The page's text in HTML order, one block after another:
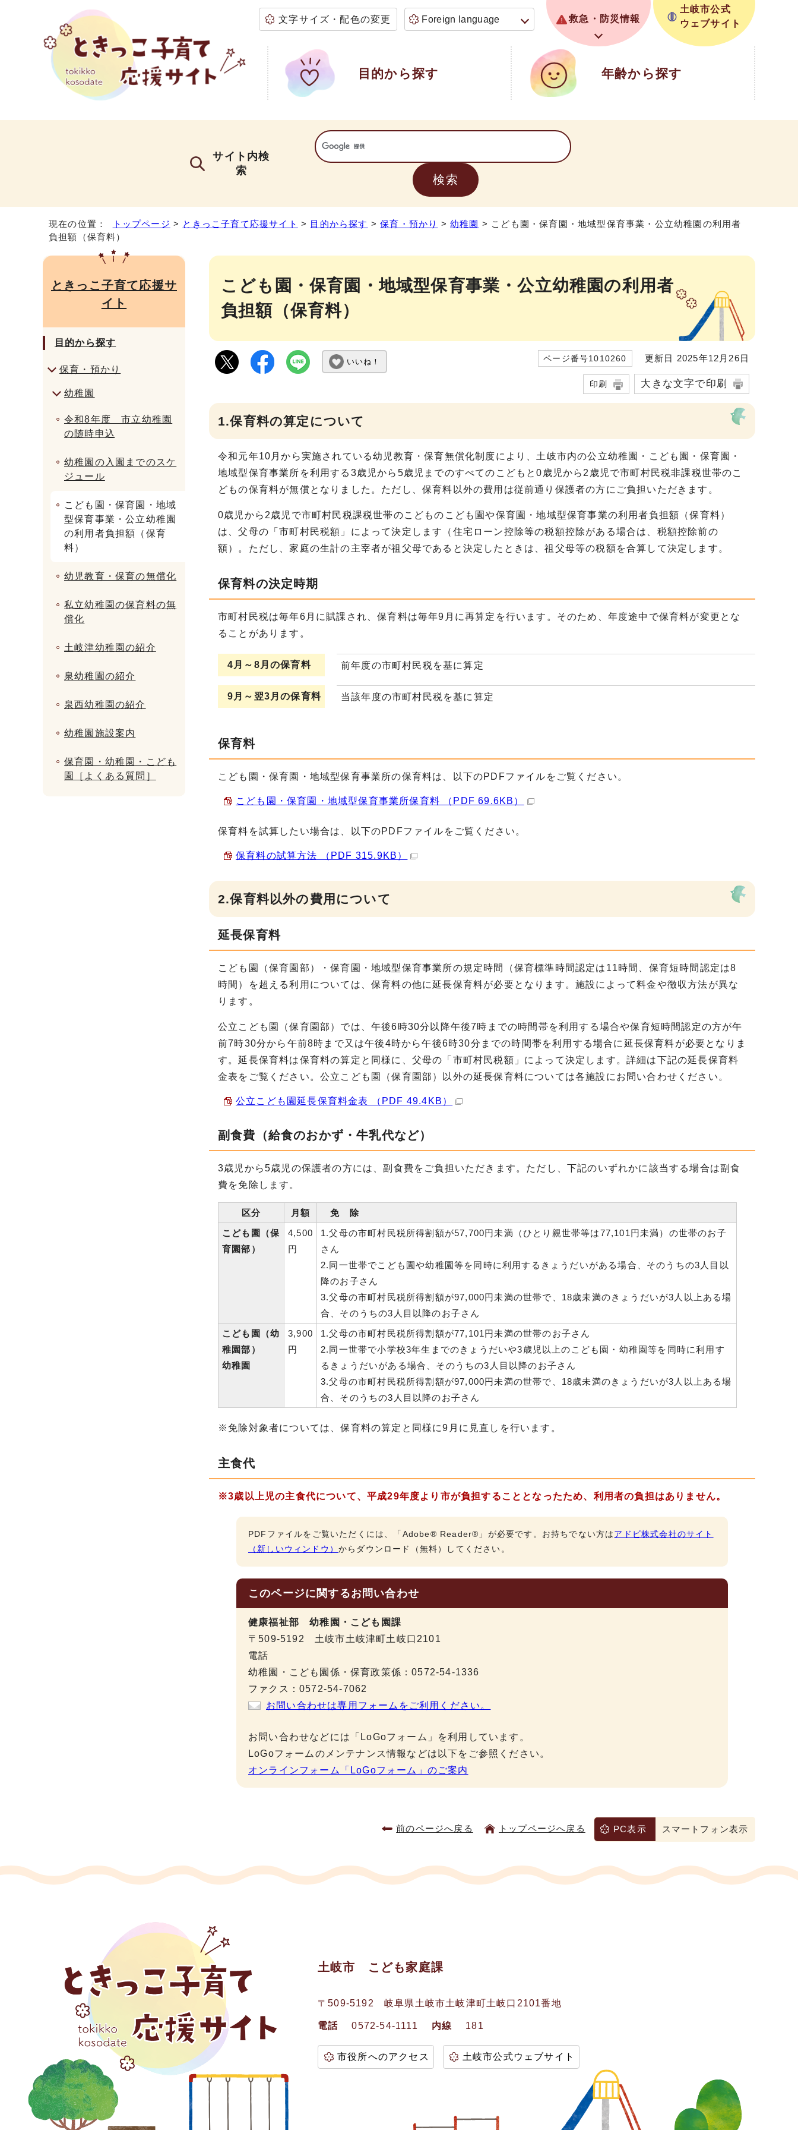
文字サイズ・配色の変更 Foreign language 救急・防災情報
土岐市公式
ウェブサイト
目的から探す 年齢から探す
サイト内検
索
現在の位置： トップページ > ときっこ子育て応援サイト > 目的から探す >保育・預かり >幼稚園 > こども園・保育園・地域型保育事業・公立幼稚園の利用者
負担額（保育料）
こども園・保育園・地域型保育事業・公立幼稚園の利用者
負担額（保育料）
いいね！ ページ番号1010260 更新日 2025年12月26日
印刷 大きな文字で印刷
1.保育料の算定について
令和元年10月から実施されている幼児教育・保育無償化制度により、土岐市内の公立幼稚園・こども園・保育園・
地域型保育事業所を利用する3歳児から5歳児までのすべてのこどもと0歳児から2歳児で市町村民税非課税世帯のこ
どもの保育料が無償となりました。ただし、保育料以外の費用は従前通り保護者の方にご負担いただきます。
0歳児から2歳児で市町村民税課税世帯のこどものこども園や保育園・地域型保育事業の利用者負担額（保育料）
は、父母の「市町村民税額」によって決定します（住宅ローン控除等の税額控除がある場合は、税額控除前の
額）。ただし、家庭の生計の主宰者が祖父母であると決定したときは、祖父母等の税額を合算して決定します。
保育料の決定時期
市町村民税は毎年6月に賦課され、保育料は毎年9月に再算定を行います。そのため、年度途中で保育料が変更とな
ることがあります。
4月～8月の保育料 前年度の市町村民税を基に算定
9月～翌3月の保育料 当該年度の市町村民税を基に算定
保育料
こども園・保育園・地域型保育事業所の保育料は、以下のPDFファイルをご覧ください。
こども園・保育園・地域型保育事業所保育料 （PDF 69.6KB）
保育料を試算したい場合は、以下のPDFファイルをご覧ください。
保育料の試算方法 （PDF 315.9KB）
2.保育料以外の費用について
延長保育料
こども園（保育園部）・保育園・地域型保育事業所の規定時間（保育標準時間認定は11時間、保育短時間認定は8
時間）を超える利用については、保育料の他に延長保育料が必要となります。施設によって料金や徴収方法が異な
ります。
公立こども園（保育園部）では、午後6時30分以降午後7時までの時間帯を利用する場合や保育短時間認定の方が午
前7時30分から午前8時まで又は午後4時から午後6時30分までの時間帯を利用する場合に延長保育料が必要となりま
す。延長保育料は保育料の算定と同様に、父母の「市町村民税額」によって決定します。詳細は下記の延長保育料
金表をご覧ください。公立こども園（保育園部）以外の延長保育料については各施設にお問い合わせください。
公立こども園延長保育料金表 （PDF 49.4KB）
副食費（給食のおかず・牛乳代など）
3歳児から5歳児の保護者の方には、副食費をご負担いただきます。ただし、下記のいずれかに該当する場合は副食
費を免除します。
区分 月額
免 除
こども園（保
育園部）
4,500
円
1.父母の市町村民税所得割額が57,700円未満（ひとり親世帯等は77,101円未満）の世帯のお子
さん
2.同一世帯でこども園や幼稚園等を同時に利用するきょうだいがある場合、そのうちの3人目以
降のお子さん
3.父母の市町村民税所得割額が97,000円未満の世帯で、18歳未満のきょうだいが3人以上ある場
合、そのうちの3人目以降のお子さん
こども園（幼
稚園部）
幼稚園
3,900
円
1.父母の市町村民税所得割額が77,101円未満の世帯のお子さん
2.同一世帯で小学校3年生までのきょうだいや3歳児以上のこども園・幼稚園等を同時に利用す
るきょうだいがある場合、そのうちの3人目以降のお子さん
3.父母の市町村民税所得割額が97,000円未満の世帯で、18歳未満のきょうだいが3人以上ある場
合、そのうちの3人目以降のお子さん
※免除対象者については、保育料の算定と同様に9月に見直しを行います。
主食代
※3歳以上児の主食代について、平成29年度より市が負担することとなったため、利用者の負担はありません。
PDFファイルをご覧いただくには、「Adobe® Reader®」が必要です。お持ちでない方はアドビ株式会社のサイト
（新しいウィンドウ） からダウンロード（無料）してください。
このページに関するお問い合わせ
健康福祉部 幼稚園・こども園課
〒509-5192 土岐市土岐津町土岐口2101
電話
幼稚園・こども園係・保育政策係：0572-54-1336
ファクス：0572-54-7062
お問い合わせは専用フォームをご利用ください。
お問い合わせなどには「LoGoフォーム」を利用しています。
LoGoフォームのメンテナンス情報などは以下をご参照ください。
オンラインフォーム「LoGoフォーム」のご案内
ときっこ子育て応援サ
イト
目的から探す
保育・預かり
幼稚園
令和8年度 市立幼稚園
の随時申込
幼稚園の入園までのスケ
ジュール
こども園・保育園・地域
型保育事業・公立幼稚園
の利用者負担額（保育
料）
幼児教育・保育の無償化
私立幼稚園の保育料の無
償化
土岐津幼稚園の紹介
泉幼稚園の紹介
泉西幼稚園の紹介
幼稚園施設案内
保育園・幼稚園・こども
園［よくある質問］
前のページへ戻る トップページへ戻る PC表示 スマートフォン表示
土岐市 こども家庭課
〒509-5192 岐阜県土岐市土岐津町土岐口2101番地
電話 0572-54-1111 内線 181
市役所へのアクセス 土岐市公式ウェブサイト